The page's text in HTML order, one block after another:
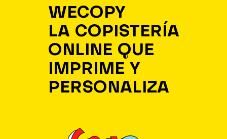
WECOPY
LA COPISTERÍA
ONLINE QUE
IMPRIME Y
PERSONALIZA